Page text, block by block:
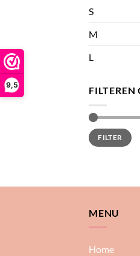
9,5
S
M
L
FILTEREN
Min.
prijs
Max.
prijsFILTER
MENU
Home